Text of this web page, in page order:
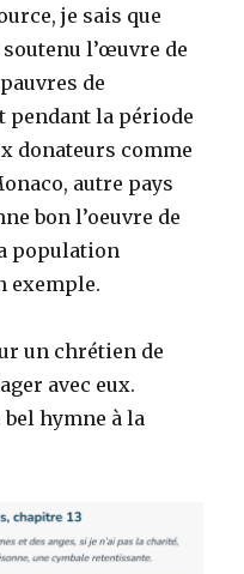
je sais que
l’œuvre de
de
pendant la période
donateurs comme
autre pays
bon l’oeuvre de
population
exemple.
un chrétien de
avec eux.
bel hymne à la